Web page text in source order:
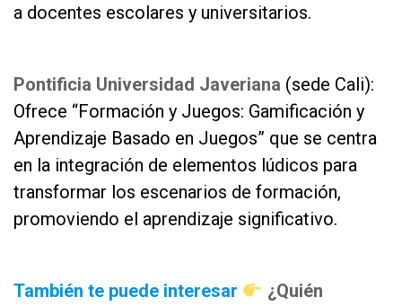
a docentes escolares y universitarios.
Pontificia Universidad Javeriana (sede Cali):
Ofrece “Formación y Juegos: Gamificación y
Aprendizaje Basado en Juegos” que se centra
en la integración de elementos lúdicos para
transformar los escenarios de formación,
promoviendo el aprendizaje significativo.
También te puede interesar
¿Quién